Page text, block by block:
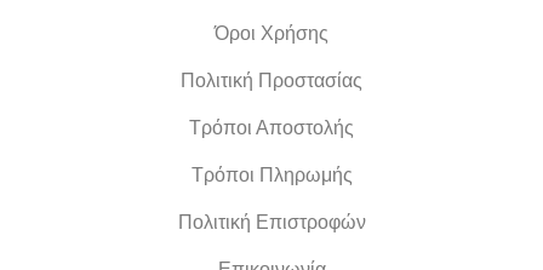
Όροι Χρήσης
Πολιτική Προστασίας
Τρόποι Αποστολής
Τρόποι Πληρωμής
Πολιτική Επιστροφών